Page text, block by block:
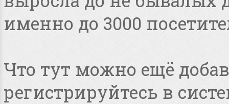
именно до 3000
Что тут можно ещё
регистрируйтесь в